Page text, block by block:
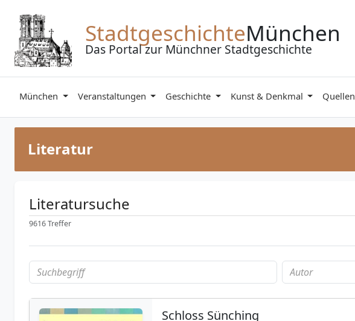
StadtgeschichteMünchen
Das Portal zur Münchner Stadtgeschichte
München Veranstaltungen Geschichte Kunst & Denkmal Quellen
Literatur
Literatursuche
9616 Treffer
Schloss Sünching